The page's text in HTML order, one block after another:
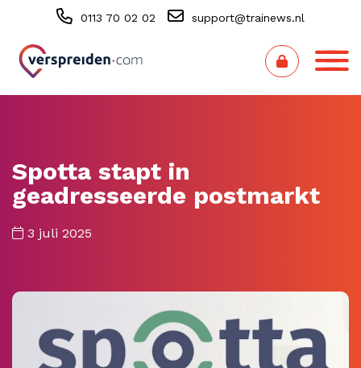
0113 70 02 02 support@trainews.nl
Spotta stapt in
geadresseerde postmarkt
3 juli 2025